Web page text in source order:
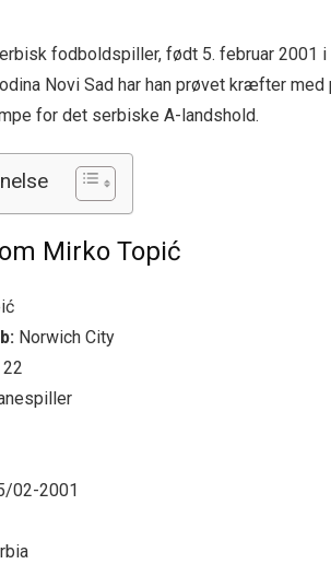
fodboldspiller, født 5. februar
Novi Sad har han prøvet kræfter
for det serbiske A-landshold.
Mirko Topić
Norwich City
22
02-2001